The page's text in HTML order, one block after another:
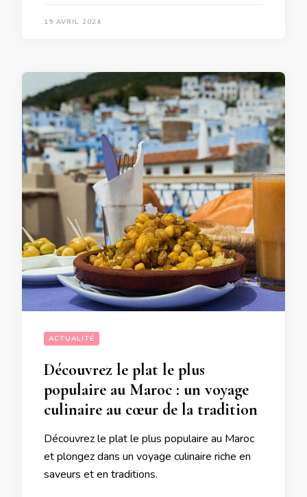
19 AVRIL 2024
ACTUALITÉ
Découvrez le plat le plus
populaire au Maroc : un voyage
culinaire au cœur de la tradition
Découvrez le plat le plus populaire au Maroc
et plongez dans un voyage culinaire riche en
saveurs et en traditions.